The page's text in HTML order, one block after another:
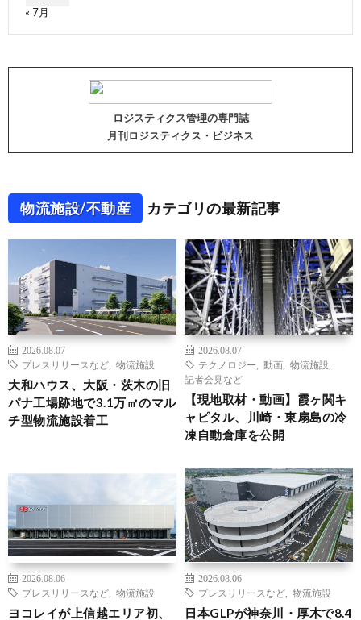
« 7月
ロジスティクス管理の専門誌
月刊ロジスティクス・ビジネス
物流施設/不動産 カテゴリの最新記事
2026.08.07
プレスリリースなど
物流施設
大和ハウス、大阪・茨木の旧
パナ工場跡地で3.1万㎡のマル
チ型物流施設着工
2026.08.07
テクノロジー
動画 物流施設
記者会見など
【現地取材・動画】霞ヶ関キ
ャピタル、川崎・東扇島の冷
凍自動倉庫を公開
2026.08.06
プレスリリースなど
物流施設
ヨコレイが上信越エリア初、
2026.08.06
プレスリリースなど
物流施設
日本GLPが神奈川・厚木で8.4